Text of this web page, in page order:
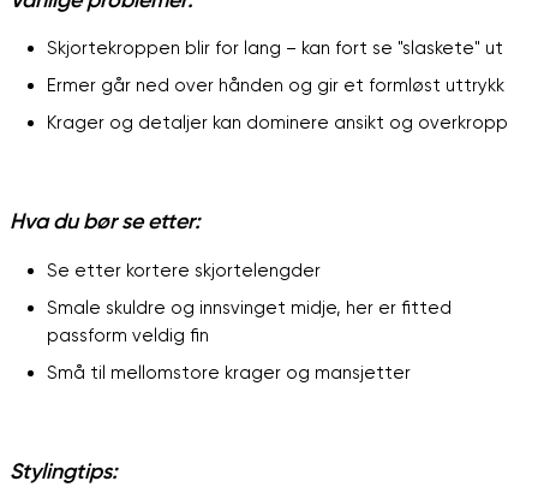
Skjortekroppen blir for lang – kan fort se "slaskete" ut
Ermer går ned over hånden og gir et formløst uttrykk
Krager og detaljer kan dominere ansikt og overkropp
Hva du bør se etter:
Se etter kortere skjortelengder
Smale skuldre og innsvinget midje, her er fitted
passform veldig fin
Små til mellomstore krager og mansjetter
Stylingtips: